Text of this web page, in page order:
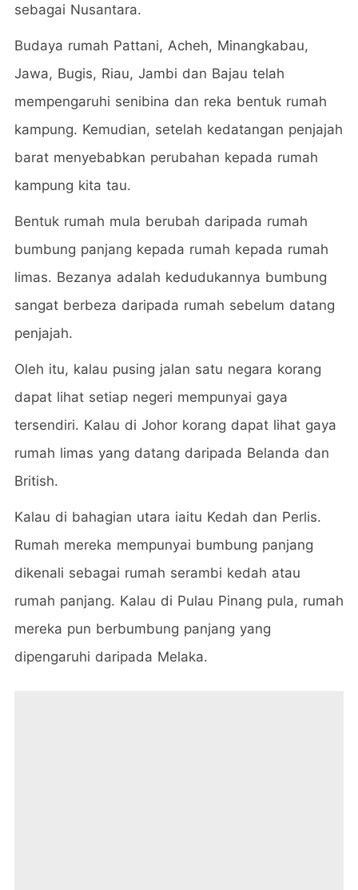
sebagai Nusantara.
Budaya rumah Pattani, Acheh, Minangkabau,
Jawa, Bugis, Riau, Jambi dan Bajau telah
mempengaruhi senibina dan reka bentuk rumah
kampung. Kemudian, setelah kedatangan penjajah
barat menyebabkan perubahan kepada rumah
kampung kita tau.
Bentuk rumah mula berubah daripada rumah
bumbung panjang kepada rumah kepada rumah
limas. Bezanya adalah kedudukannya bumbung
sangat berbeza daripada rumah sebelum datang
penjajah.
Oleh itu, kalau pusing jalan satu negara korang
dapat lihat setiap negeri mempunyai gaya
tersendiri. Kalau di Johor korang dapat lihat gaya
rumah limas yang datang daripada Belanda dan
British.
Kalau di bahagian utara iaitu Kedah dan Perlis.
Rumah mereka mempunyai bumbung panjang
dikenali sebagai rumah serambi kedah atau
rumah panjang. Kalau di Pulau Pinang pula, rumah
mereka pun berbumbung panjang yang
dipengaruhi daripada Melaka.